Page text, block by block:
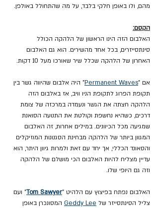
מהם, ולו באופן חלקי בלבד, על מה שהתחולל באולפן.
הקסם:
האלבום הזה הינו הראשון של הלהקה הכולל
סינתסייזרים, בכל אחד מהשירים. הוא גם האלבום
האחרון של הלהקה שכלל שיר שאורכו מעל 10 דקות.
אם "Permanent Waves" היה אלבום שהיווה גשר בין
תקופת הפרוג לתקופת הניו וויב, אז באלבום הזה
הלהקה חצתה את הגשר ונעמדה במרכזה של צומת
דרכים, כשהיא נחשפת וקולטת את התנועה הסואנת
שמגיעה מכל הכיוונים. במילים אחרות, זה האלבום
המגוון ביותר של הלהקה מבחינת הסגנונות המוזיקלים
והסאונד הכללי, אך יחד עם זאת ולמרות גיוון היתר, הוא
עדיין מצליח להיות האלבום הכי מושלם של הלהקה
וזה גם היופי שלו.
האלבום נפתח בפיצוץ עם הלהיט "Tom Sawyer" ועם
צליל הסינתסייזר של Geddy Lee המסונכרן באופן